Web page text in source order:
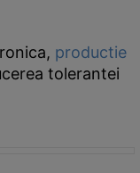
productie
tolerantei